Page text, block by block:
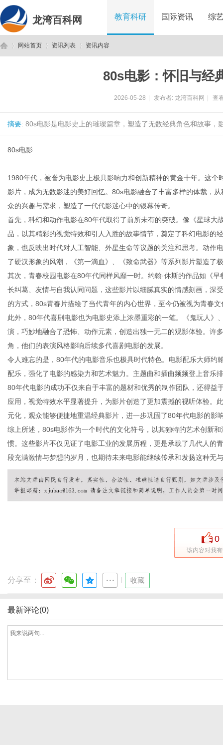
龙湾百科网 教育科研 国际资讯 综
网站首页 资讯列表 资讯内容
80s电影：怀旧与经
2026-05-28 发布者: 龙湾百科网 查
摘要: 80s电影是电影史上的璀璨篇章，塑造了无数经典角色和故事
80s电影
1980年代，被誉为电影史上极具影响力和创新精神的黄金十年。这
影片，成为无数影迷的美好回忆。80s电影融合了丰富多样的体裁，
众的兴趣与需求，塑造了一代代影迷心中的银幕传奇。
首先，科幻和动作电影在80年代取得了前所未有的突破。像《星球
品，以其精彩的视觉特效和引人入胜的故事情节，奠定了科幻电影的
象，也反映出时代对人工智能、外星生命等议题的关注和思考。动作
了硬汉形象的风潮，《第一滴血》、《致命武器》等系列影片塑造了
其次，青春校园电影在80年代同样风靡一时。约翰·休斯的作品如《
长纠葛、友情与自我认同问题，这些影片以细腻真实的情感刻画，深
的方式，80s青春片描绘了当代青年的内心世界，至今仍被视为青春
此外，80年代喜剧电影也为电影史添上浓墨重彩的一笔。《鬼玩人
演，巧妙地融合了恐怖、动作元素，创造出独一无二的观影体验。许
角，他们的表演风格影响后续多代喜剧电影的发展。
令人难忘的是，80年代的电影音乐也极具时代特色。电影配乐大师约
配乐，强化了电影的感染力和艺术魅力。主题曲和插曲频频登上音乐
80年代电影的成功不仅来自于丰富的题材和优秀的制作团队，还得
应用，视觉特效水平显著提升，为影片创造了更加震撼的视听体验。
元化，观众能够便捷地重温经典影片，进一步巩固了80年代电影的影
综上所述，80s电影作为一个时代的文化符号，以其独特的艺术创新
惯。这些影片不仅见证了电影工业的发展历程，更是承载了几代人的
段充满激情与梦想的岁月，也期待未来电影能继续传承和发扬这种无
0
该内容对我
分享至： 收藏
最新评论(0)